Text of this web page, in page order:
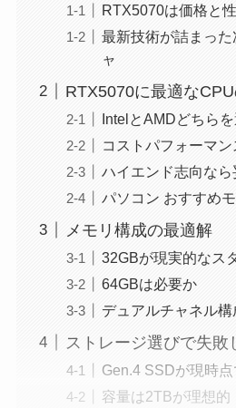
RTX5070は価格と
最新技術が詰まっ
ャ
RTX5070に最適な
IntelとAMDどちら
コストパフォーマ
ハイエンド志向な
パソコン おすすめ
メモリ構成の最適解
32GBが現実的なス
64GBは必要か
デュアルチャネル
ストレージ選びで失敗
Gen.4 SSDが現時
容量は2TBが理想的